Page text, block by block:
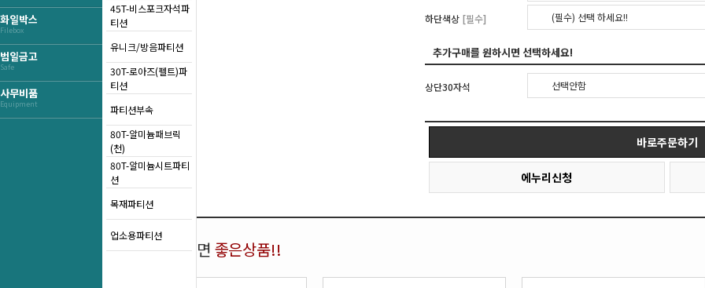
화일박스
Filebox
범일금고
Safe
사무비품
Equipment
45T-비스포크자석파
티션
유니크/방음파티션
30T-로아즈(펠트)파
티션
파티션부속
80T-알미늄패브릭
(천)
80T-알미늄시트파티
션
목재파티션
업소용파티션
하단색상 [필수] (필수) 선택 하세요!!
추가구매를 원하시면 선택하세요!
상단30자석 선택안함
바로주문하기
에누리신청
함께 구매하면 좋은상품!!